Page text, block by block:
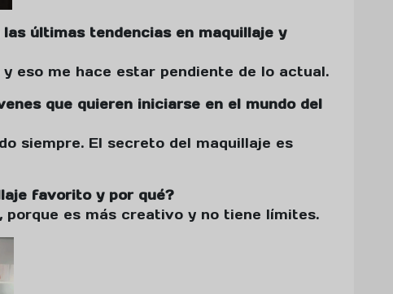
últimas tendencias en maquillaje y
eso me hace estar pendiente de lo actual.
que quieren iniciarse en el mundo del
siempre. El secreto del maquillaje es
favorito y por qué?
es más creativo y no tiene límites.